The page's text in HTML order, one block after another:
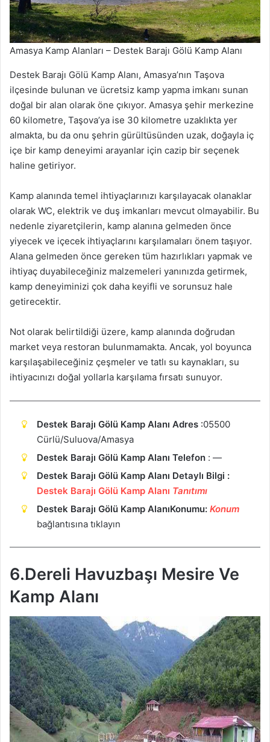
Amasya Kamp Alanları – Destek Barajı Gölü Kamp Alanı
Destek Barajı Gölü Kamp Alanı, Amasya’nın Taşova
ilçesinde bulunan ve ücretsiz kamp yapma imkanı sunan
doğal bir alan olarak öne çıkıyor. Amasya şehir merkezine
60 kilometre, Taşova’ya ise 30 kilometre uzaklıkta yer
almakta, bu da onu şehrin gürültüsünden uzak, doğayla iç
içe bir kamp deneyimi arayanlar için cazip bir seçenek
haline getiriyor.
Kamp alanında temel ihtiyaçlarınızı karşılayacak olanaklar
olarak WC, elektrik ve duş imkanları mevcut olmayabilir. Bu
nedenle ziyaretçilerin, kamp alanına gelmeden önce
yiyecek ve içecek ihtiyaçlarını karşılamaları önem taşıyor.
Alana gelmeden önce gereken tüm hazırlıkları yapmak ve
ihtiyaç duyabileceğiniz malzemeleri yanınızda getirmek,
kamp deneyiminizi çok daha keyifli ve sorunsuz hale
getirecektir.
Not olarak belirtildiği üzere, kamp alanında doğrudan
market veya restoran bulunmamakta. Ancak, yol boyunca
karşılaşabileceğiniz çeşmeler ve tatlı su kaynakları, su
ihtiyacınızı doğal yollarla karşılama fırsatı sunuyor.
Destek Barajı Gölü Kamp Alanı Adres :05500
Cürlü/Suluova/Amasya
Destek Barajı Gölü Kamp Alanı Telefon : —
Destek Barajı Gölü Kamp Alanı Detaylı Bilgi :
Destek Barajı Gölü Kamp Alanı Tanıtımı
Destek Barajı Gölü Kamp AlanıKonumu: Konum
bağlantısına tıklayın
6.Dereli Havuzbaşı Mesire Ve
Kamp Alanı